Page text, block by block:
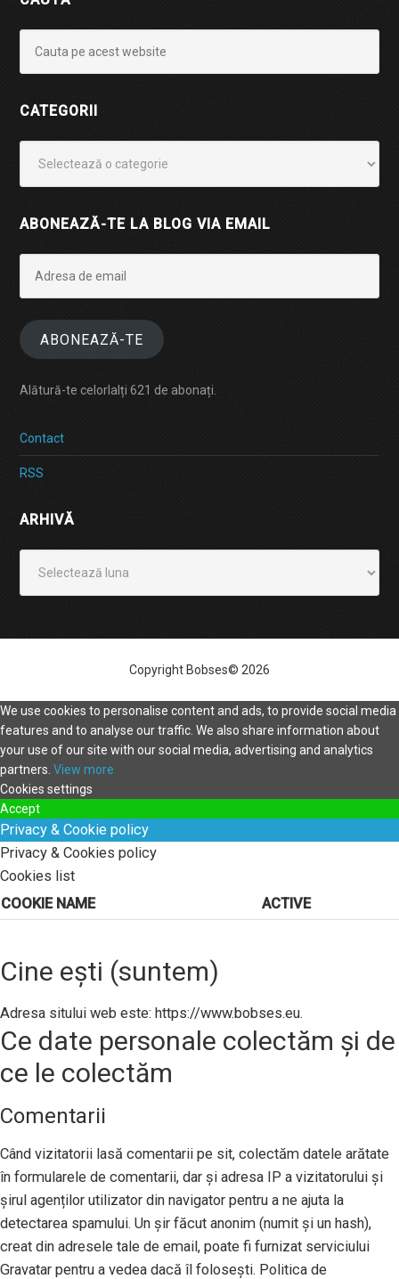
CATEGORII
ABONEAZĂ-TE LA BLOG VIA EMAIL
email
ABONEAZĂ-TE
Alătură-te celorlalți 621 de abonați.
Contact
RSS
ARHIVĂ
Copyright Bobses© 2026
We use cookies to personalise content and ads, to provide social media
features and to analyse our traffic. We also share information about
your use of our site with our social media, advertising and analytics
partners. View more
Cookies settings
Accept
Privacy & Cookie policy
Privacy & Cookies policy
Cookies list
COOKIE NAME
ACTIVE
Cine ești (suntem)
Adresa sitului web este: https://www.bobses.eu.
Ce date personale colectăm și de
ce le colectăm
Comentarii
Când vizitatorii lasă comentarii pe sit, colectăm datele arătate
în formularele de comentarii, dar și adresa IP a vizitatorului și
șirul agenților utilizator din navigator pentru a ne ajuta la
detectarea spamului. Un șir făcut anonim (numit și un hash),
creat din adresele tale de email, poate fi furnizat serviciului
Gravatar pentru a vedea dacă îl folosești. Politica de